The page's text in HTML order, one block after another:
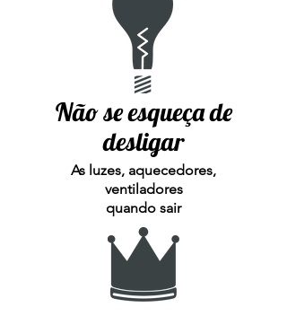
Não se esqueça de
desligar
As luzes, aquecedores,
ventiladores
quando sair